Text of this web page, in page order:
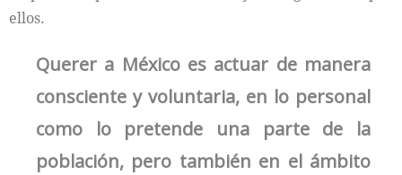
ellos.
Querer a México es actuar de manera
consciente y voluntaria, en lo personal
como lo pretende una parte de la
población, pero también en el ámbito